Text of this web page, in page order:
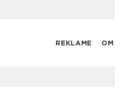
REKLAME OM